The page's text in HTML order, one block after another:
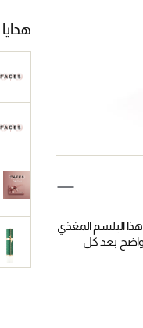
البلسم المغذي
بعد كل